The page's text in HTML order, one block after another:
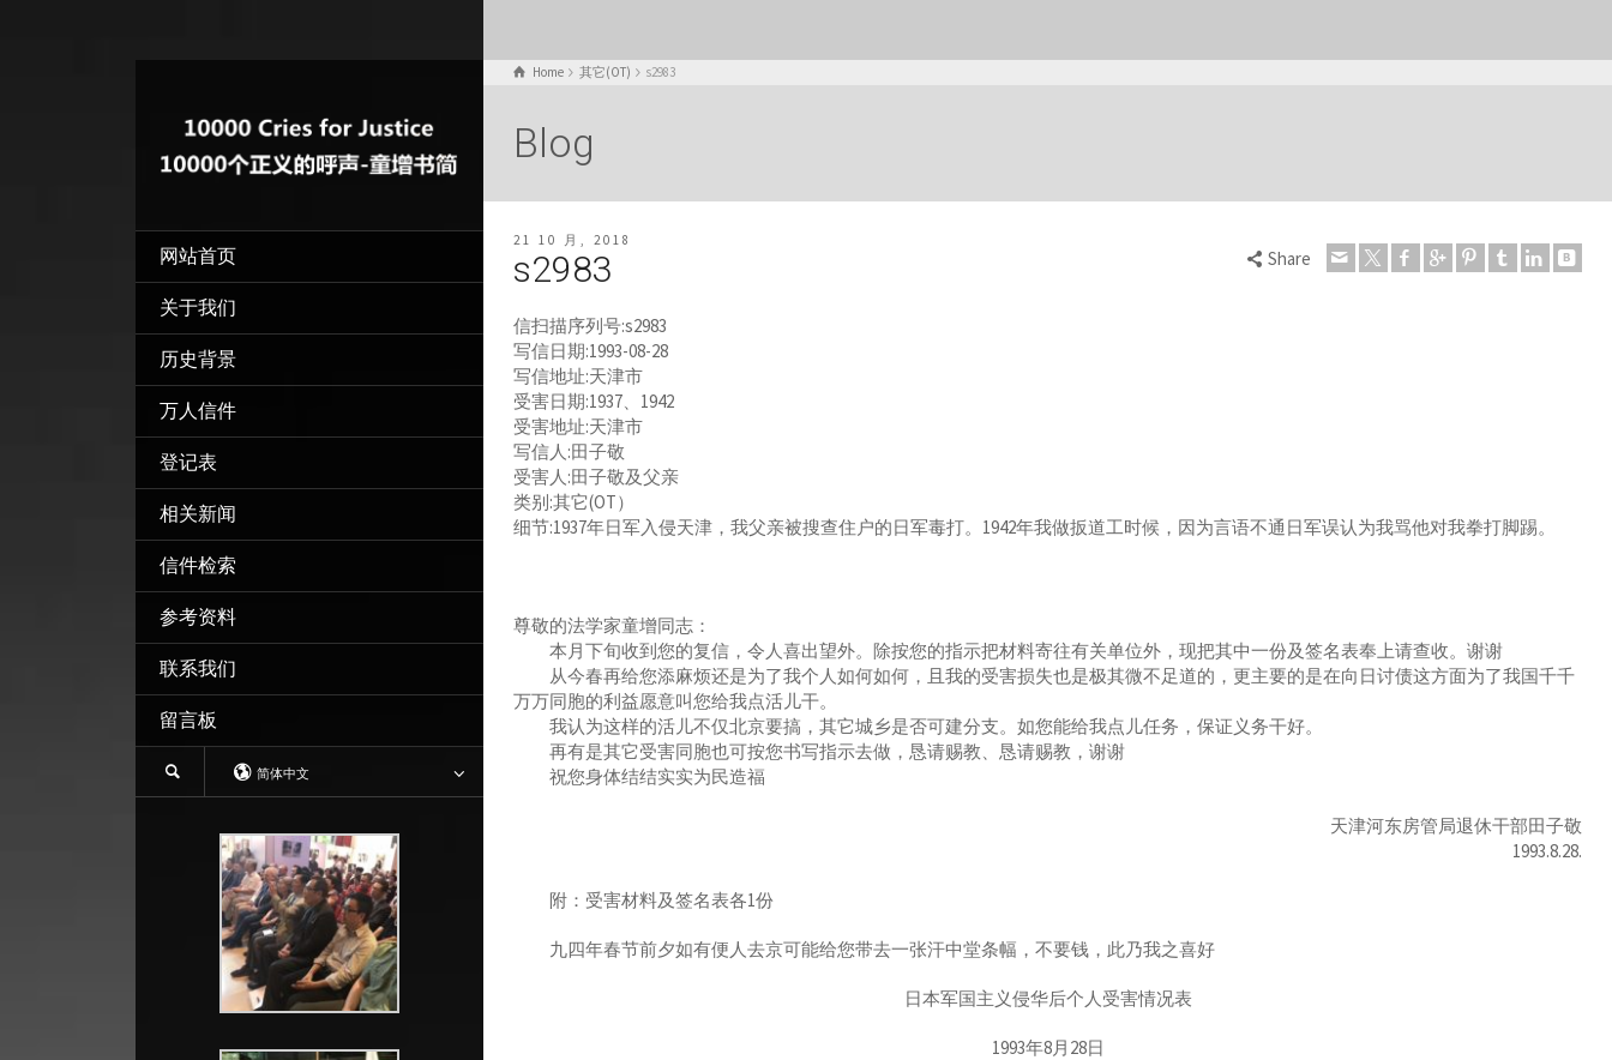
网站首页
关于我们
历史背景
万人信件
登记表
相关新闻
信件检索
参考资料
联系我们
留言板
简体中文
Home 其它(OT) s2983
Blog
21 10 月, 2018
s2983 Share
信扫描序列号:s2983
写信日期:1993-08-28
写信地址:天津市
受害日期:1937、1942
受害地址:天津市
写信人:田子敬
受害人:田子敬及父亲
类别:其它(OT）
细节:1937年日军入侵天津，我父亲被搜查住户的日军毒打。1942年我做扳道工时候，因为言语不通日军误认为我骂他对我拳打脚踢。
尊敬的法学家童增同志：
本月下旬收到您的复信，令人喜出望外。除按您的指示把材料寄往有关单位外，现把其中一份及签名表奉上请查收。谢谢
从今春再给您添麻烦还是为了我个人如何如何，且我的受害损失也是极其微不足道的，更主要的是在向日讨债这方面为了我国千千
万万同胞的利益愿意叫您给我点活儿干。
我认为这样的活儿不仅北京要搞，其它城乡是否可建分支。如您能给我点儿任务，保证义务干好。
再有是其它受害同胞也可按您书写指示去做，恳请赐教、恳请赐教，谢谢
祝您身体结结实实为民造福
天津河东房管局退休干部田子敬
1993.8.28.
附：受害材料及签名表各1份
九四年春节前夕如有便人去京可能给您带去一张汗中堂条幅，不要钱，此乃我之喜好
日本军国主义侵华后个人受害情况表
1993年8月28日